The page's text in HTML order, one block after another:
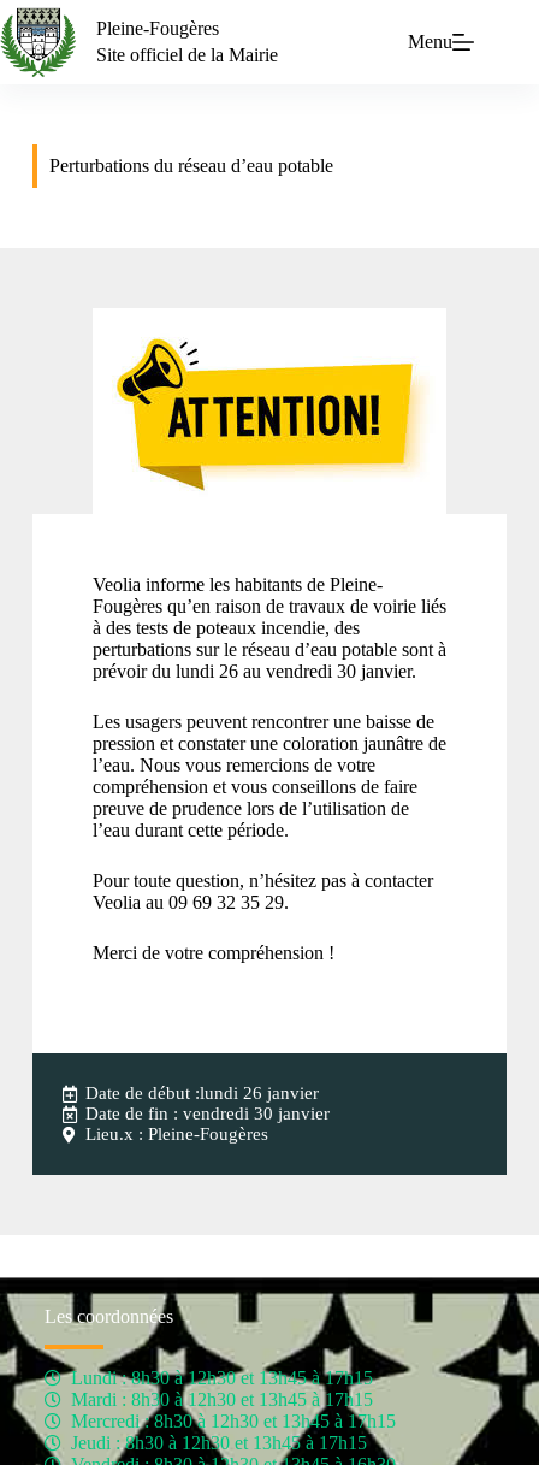
Pleine-Fougères
Site officiel de la Mairie
Menu
Perturbations du réseau d’eau potable
Veolia informe les habitants de Pleine-
Fougères qu’en raison de travaux de voirie liés
à des tests de poteaux incendie, des
perturbations sur le réseau d’eau potable sont à
prévoir du lundi 26 au vendredi 30 janvier.
Les usagers peuvent rencontrer une baisse de
pression et constater une coloration jaunâtre de
l’eau. Nous vous remercions de votre
compréhension et vous conseillons de faire
preuve de prudence lors de l’utilisation de
l’eau durant cette période.
Pour toute question, n’hésitez pas à contacter
Veolia au 09 69 32 35 29.
Merci de votre compréhension !
Date de début :lundi 26 janvier
Date de fin : vendredi 30 janvier
Lieu.x : Pleine-Fougères
Les coordonnées
Lundi : 8h30 à 12h30 et 13h45 à 17h15
Mardi : 8h30 à 12h30 et 13h45 à 17h15
Mercredi : 8h30 à 12h30 et 13h45 à 17h15
Jeudi : 8h30 à 12h30 et 13h45 à 17h15